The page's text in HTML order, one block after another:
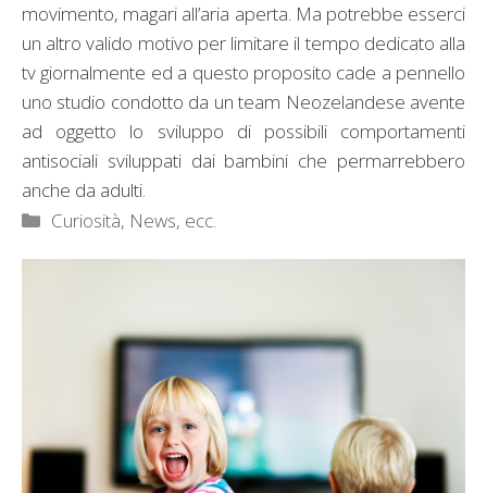
movimento, magari all’aria aperta. Ma potrebbe esserci
un altro valido motivo per limitare il tempo dedicato alla
tv giornalmente ed a questo proposito cade a pennello
uno studio condotto da un team Neozelandese avente
ad oggetto lo sviluppo di possibili comportamenti
antisociali sviluppati dai bambini che permarrebbero
anche da adulti.
Categorie
Curiosità, News, ecc.